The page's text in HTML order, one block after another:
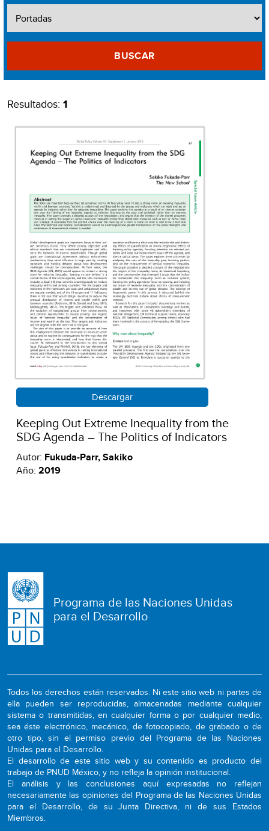
BUSCAR
Resultados: 1
Descargar
Keeping Out Extreme Inequality from the
SDG Agenda – The Politics of Indicators
Autor: Fukuda-Parr, Sakiko
Año: 2019
Programa de las Naciones Unidas
para el Desarrollo
Todos los derechos están reservados. Ni este sitio web ni partes de
ella pueden ser reproducidas, almacenadas mediante cualquier
sistema o transmitidas, en cualquier forma o por cualquier medio,
sea éste electrónico, mecánico, de fotocopiado, de grabado o de
otro tipo, sin el permiso previo del Programa de las Naciones
Unidas para el Desarrollo.
El desarrollo de este sitio web y su contenido es producto del
trabajo de PNUD México, y no refleja la opinión institucional.
El análisis y las conclusiones aquí expresadas no reflejan
necesariamente las opiniones del Programa de las Naciones Unidas
para el Desarrollo, de su Junta Directiva, ni de sus Estados
Miembros.